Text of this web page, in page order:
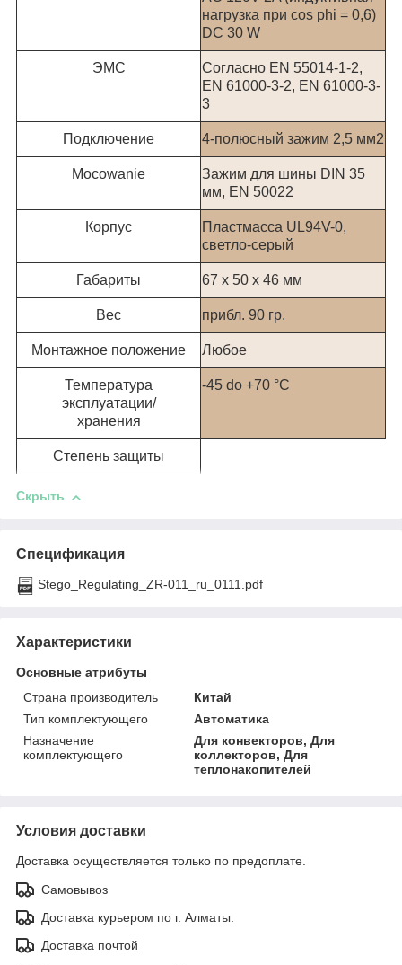
нагрузка при cos phi = 0,6)
DC 30 W
ЭМС
Согласно EN 55014-1-2,
EN 61000-3-2, EN 61000-3-
3
Подключение 4-полюсный зажим 2,5 мм2
Mocowanie
Зажим для шины DIN 35
мм, EN 50022
Корпус
Пластмасса UL94V-0,
светло-серый
Габариты 67 x 50 x 46 мм
Вес прибл. 90 гр.
Монтажное положение Любое
Температура
эксплуатации/
хранения
-45 do +70 °C
Степень защиты
Скрыть
Спецификация
Stego_Regulating_ZR-011_ru_0111.pdf
Характеристики
Основные атрибуты
Страна производитель
Китай
Тип комплектующего
Автоматика
Назначение
комплектующего
Для конвекторов, Для
коллекторов, Для
теплонакопителей
Условия доставки
Доставка осуществляется только по предоплате.
Самовывоз
Доставка курьером по г. Алматы.
Доставка почтой